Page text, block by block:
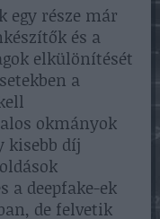
egy része már
és a
elkülönítését
a
okmányok
kisebb díj
a deepfake-ek
de felvetik